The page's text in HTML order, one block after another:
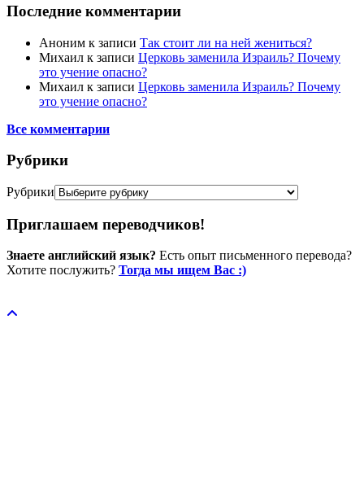
Последние комментарии
Аноним к записи Так стоит ли на ней жениться?
Михаил к записи Церковь заменила Израиль? Почему
это учение опасно?
Михаил к записи Церковь заменила Израиль? Почему
это учение опасно?
Все комментарии
Рубрики
Рубрики
Приглашаем переводчиков!
Знаете английский язык? Есть опыт письменного перевода?
Хотите послужить? Тогда мы ищем Вас :)